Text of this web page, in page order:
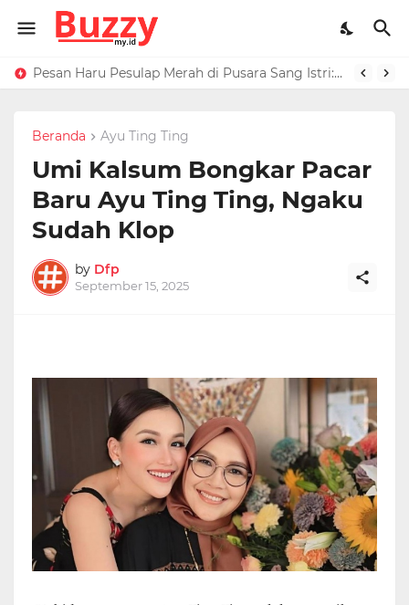
Pesan Haru Pesulap Merah di Pusara Sang Istri: Sekarang Kamu Enggak Perlu Sakit Disuntik Lagi
Raffi Ahmad Masih di LN, Kirim Rp 1 M ke Jeje Buat Korban Longsor Bandung Barat
Beranda Ayu Ting Ting
Umi Kalsum Bongkar Pacar
Baru Ayu Ting Ting, Ngaku
Sudah Klop
by Dfp
September 15, 2025